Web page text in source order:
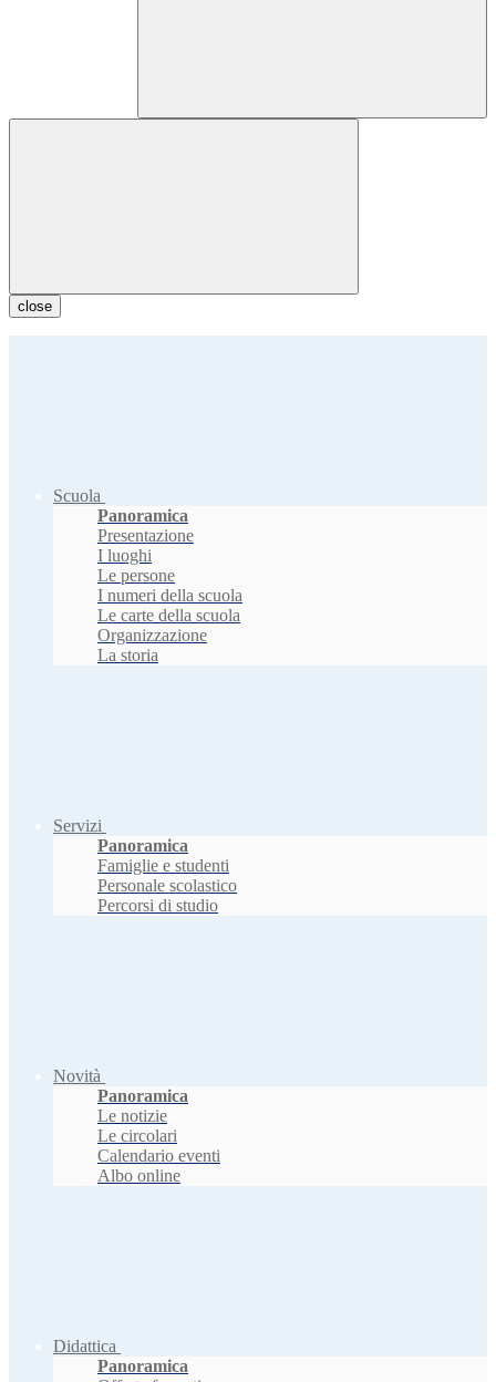
close
Scuola
Panoramica
Presentazione
I luoghi
Le persone
I numeri della scuola
Le carte della scuola
Organizzazione
La storia
Servizi
Panoramica
Famiglie e studenti
Personale scolastico
Percorsi di studio
Novità
Panoramica
Le notizie
Le circolari
Calendario eventi
Albo online
Didattica
Panoramica